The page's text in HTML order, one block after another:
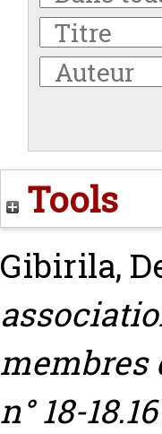
Tools
Gibirila,
membres
n° 18-